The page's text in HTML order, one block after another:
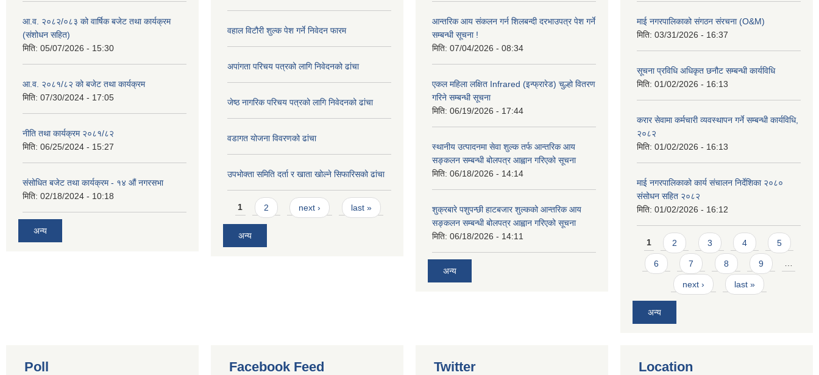
आ.व. २०८२/०८३ को वार्षिक बजेट तथा कार्यक्रम
(संशोधन सहित)
मिति: 05/07/2026 - 15:30
आ.व. २०८१/८२ को बजेट तथा कार्यक्रम
मिति: 07/30/2024 - 17:05
नीति तथा कार्यक्रम २०८१/८२
मिति: 06/25/2024 - 15:27
संसोधित बजेट तथा कार्यक्रम - १४ औं नगरसभा
मिति: 02/18/2024 - 10:18
अन्य
वहाल विटौरी शुल्क पेश गर्ने निवेदन फारम
अपांगता परिचय पत्रको लागि निवेदनको ढांचा
जेष्ठ नागरिक परिचय पत्रको लागि निवेदनको ढांचा
वडागत योजना विवरणको ढांचा
उपभोक्ता समिति दर्ता र खाता खोल्ने सिफारिसको ढांचा
Pages
1 2 next › last »
अन्य
आन्तरिक आय संकलन गर्न शिलबन्दी दरभाउपत्र पेश गर्ने
सम्बन्धी सूचना !
मिति: 07/04/2026 - 08:34
एकल महिला लक्षित Infrared (इन्फ्रारेड) चुल्हो वितरण
गरिने सम्बन्धी सूचना
मिति: 06/19/2026 - 17:44
स्थानीय उत्पादनमा सेवा शुल्क तर्फ आन्तरिक आय
सङ्कलन सम्बन्धी बोलपत्र आह्वान गरिएको सूचना
मिति: 06/18/2026 - 14:14
शुक्रबारे पशुपन्छी हाटबजार शुल्कको आन्तरिक आय
सङ्कलन सम्बन्धी बोलपत्र आह्वान गरिएको सूचना
मिति: 06/18/2026 - 14:11
अन्य
माई नगरपालिकाको संगठन संरचना (O&M)
मिति: 03/31/2026 - 16:37
सूचना प्रविधि अधिकृत छनौट सम्बन्धी कार्यविधि
मिति: 01/02/2026 - 16:13
करार सेवामा कर्मचारी व्यवस्थापन गर्ने सम्बन्धी कार्यविधि,
२०८२
मिति: 01/02/2026 - 16:13
माई नगरपालिकाको कार्य संचालन निर्देशिका २०८०
संसोधन सहित २०८२
मिति: 01/02/2026 - 16:12
Pages
1 2 3 4 5
6 7 8 9 …
next › last »
अन्य
Poll Facebook Feed Twitter Location